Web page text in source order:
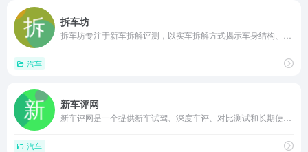
拆车坊
汽车
新车评网
汽车